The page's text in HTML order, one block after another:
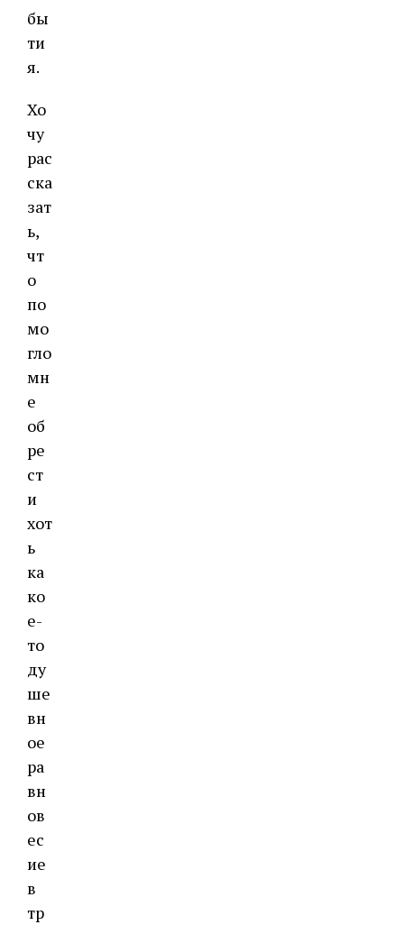
бы
ти
я.
Хо
чу
рас
ска
зат
ь,
чт
о
по
мо
гло
мн
е
об
ре
ст
и
хот
ь
ка
ко
е-
то
ду
ше
вн
ое
ра
вн
ов
ес
ие
в
тр